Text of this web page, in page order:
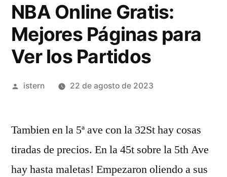
NBA Online Gratis:
Mejores Páginas para
Ver los Partidos
Publicado
istern 22 de agosto de 2023
Tambien en la 5ª ave con la 32St hay cosas
tiradas de precios. En la 45t sobre la 5th Ave
hay hasta maletas! Empezaron oliendo a sus